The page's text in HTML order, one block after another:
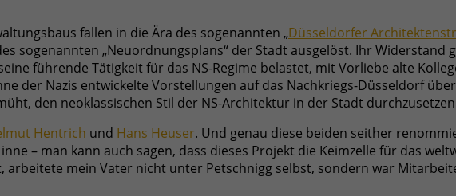
fallen in die Ära des sogenannten „Düsseldorfer
sogenannten „Neuordnungsplans“ der Stadt ausgelöst. Ihr Widerstand
führende Tätigkeit für das NS-Regime belastet, mit Vorliebe alte
der Nazis entwickelte Vorstellungen auf das Nachkriegs-Düsseldorf
den neoklassischen Stil der NS-Architektur in der Stadt
Hentrich und Hans Heuser. Und genau diese beiden seither
inne – man kann auch sagen, dass dieses Projekt die Keimzelle für das
arbeitete mein Vater nicht unter Petschnigg selbst, sondern war